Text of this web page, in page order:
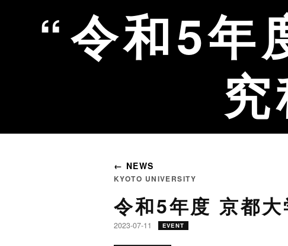
令和5年
← NEWS
KYOTO UNIVERSITY
令和5年度 京都
2023-07-11 EVENT